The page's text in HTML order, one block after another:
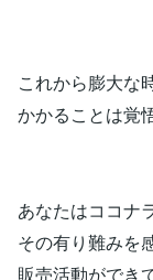
これから膨大な
かかることは覚
あなたはココナ
その有り難みを
販売活動ができ